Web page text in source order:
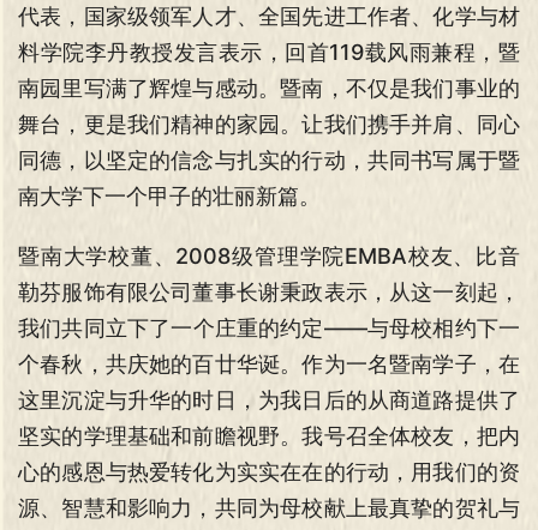
代表，国家级领军人才、全国先进工作者、化学与材
料学院李丹教授发言表示，回首119载风雨兼程，暨
南园里写满了辉煌与感动。暨南，不仅是我们事业的
舞台，更是我们精神的家园。让我们携手并肩、同心
同德，以坚定的信念与扎实的行动，共同书写属于暨
南大学下一个甲子的壮丽新篇。
暨南大学校董、2008级管理学院EMBA校友、比音
勒芬服饰有限公司董事长谢秉政表示，从这一刻起，
我们共同立下了一个庄重的约定——与母校相约下一
个春秋，共庆她的百廿华诞。作为一名暨南学子，在
这里沉淀与升华的时日，为我日后的从商道路提供了
坚实的学理基础和前瞻视野。我号召全体校友，把内
心的感恩与热爱转化为实实在在的行动，用我们的资
源、智慧和影响力，共同为母校献上最真挚的贺礼与